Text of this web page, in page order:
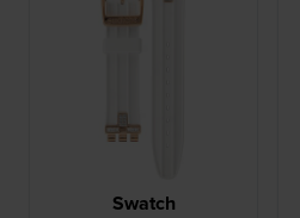
Swatch